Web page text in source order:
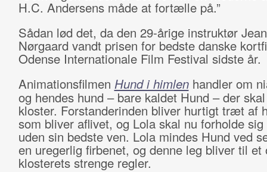
H.C. Andersens måde at fortælle på.”
Sådan lød det, da den 29-årige instruktør
Nørgaard vandt prisen for bedste danske
Odense Internationale Film Festival sidste år.
Animationsfilmen Hund i himlenhandler om
og hendes hund – bare kaldet Hund – der
kloster. Forstanderinden bliver hurtigt træt af
som bliver aflivet, og Lola skal nu forholde
uden sin bedste ven. Lola mindes Hund ved
en uregerlig firbenet, og denne leg bliver til et
klosterets strenge regler.